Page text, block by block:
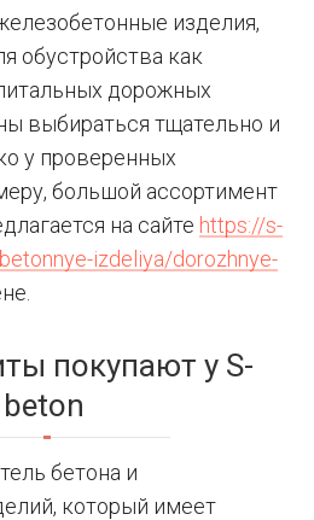
изделия,
обустройства как
дорожных
выбираться тщательно и
у проверенных
большой ассортимент
на сайте https://s-
izdeliya/dorozhnye-
покупают у S-
beton
бетона и
который имеет